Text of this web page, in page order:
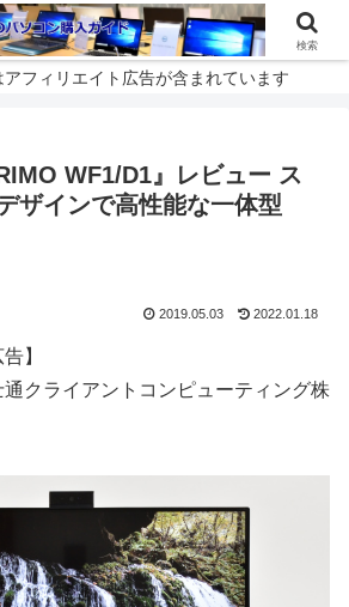
フィリエイト広告が含まれています
WF1/D1』レビュー ス
ザインで高性能な一体型
2019.05.03 2022.01.18
】
クライアントコンピューティング株
検索